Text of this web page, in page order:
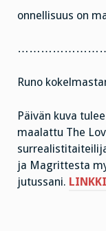
onnellisuus on
Runo
Päivän kuva
maalattu The
ja Magrittesta
jutussani. LINKKI